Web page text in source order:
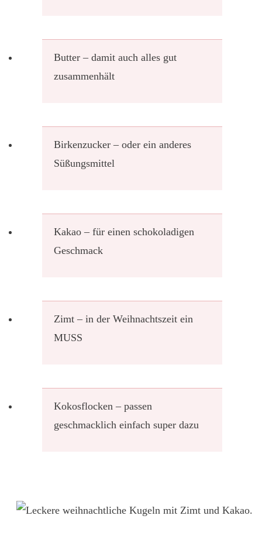
Butter – damit auch alles gut
zusammenhält
Birkenzucker – oder ein anderes
Süßungsmittel
Kakao – für einen schokoladigen
Geschmack
Zimt – in der Weihnachtszeit ein
MUSS
Kokosflocken – passen
geschmacklich einfach super dazu